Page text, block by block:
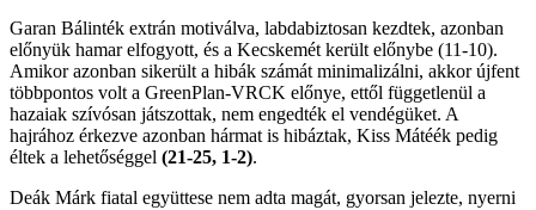
Garan Bálinték extrán motiválva, labdabiztosan kezdtek, azonban
előnyük hamar elfogyott, és a Kecskemét került előnybe (11-10).
Amikor azonban sikerült a hibák számát minimalizálni, akkor újfent
többpontos volt a GreenPlan-VRCK előnye, ettől függetlenül a
hazaiak szívósan játszottak, nem engedték el vendégüket. A
hajrához érkezve azonban hármat is hibáztak, Kiss Mátéék pedig
éltek a lehetőséggel (21-25, 1-2).
Deák Márk fiatal együttese nem adta magát, gyorsan jelezte, nyerni